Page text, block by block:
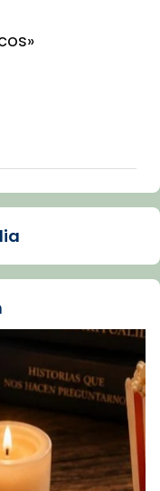
Fa gairebé
la
Vatican
news/2026-
papa-viaje-